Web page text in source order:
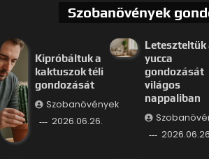
Szobanövények
Kipróbáltuk a
kaktuszok téli
gondozását
Szobanövények
2026.06.26.
Leteszteltük
yucca
gondozását
világos
nappaliban